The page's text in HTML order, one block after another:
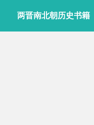
两晋南北朝历史书籍